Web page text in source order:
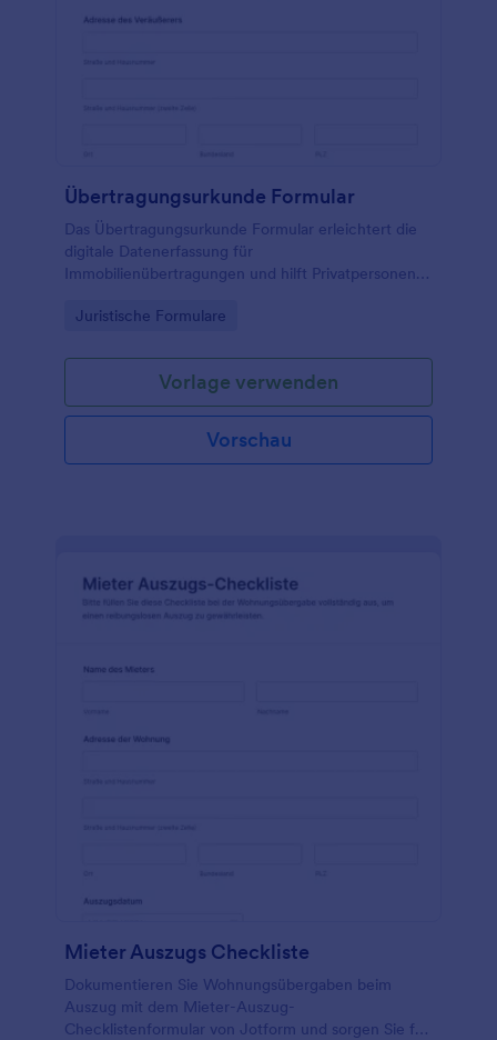
Übertragungsurkunde Formular
Das Übertragungsurkunde Formular erleichtert die
digitale Datenerfassung für
Immobilienübertragungen und hilft Privatpersonen,
Unterschriften beider Parteien zentral zu sammeln.
Go to Category:
Juristische Formulare
Vorlage verwenden
Vorschau
Mieter Auszugs Checkliste
Dokumentieren Sie Wohnungsübergaben beim
Auszug mit dem Mieter-Auszug-
Checklistenformular von Jotform und sorgen Sie für